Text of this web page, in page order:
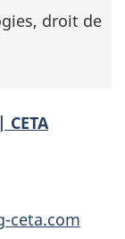
droit de
CETA
ceta.com